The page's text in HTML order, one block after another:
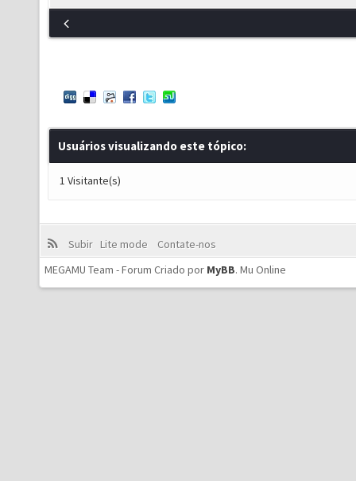
Usuários visualizando este tópico:
1 Visitante(s)
Subir Lite mode
Contate-nos
MEGAMU Team - Forum Criado por MyBB. Mu Online